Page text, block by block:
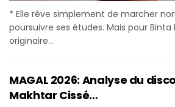
* Elle rêve simplement de marcher
poursuivre ses études. Mais pour Binta
originaire...
MAGAL 2026: Analyse du
Makhtar Cissé…